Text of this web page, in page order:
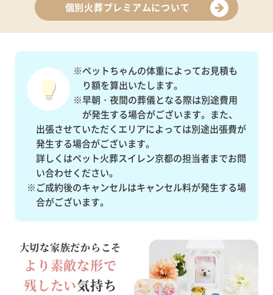
個別火葬プレミアムについて
※ペットちゃんの体重によってお見積も
り額を算出いたします。
※早朝・夜間の葬儀となる際は別途費用
が発生する場合がございます。また、
出張させていただくエリアによっては別途出張費が
発生する場合がございます。
詳しくはペット火葬スイレン京都の担当者までお問
い合わせください。
※ご成約後のキャンセルはキャンセル料が発生する場
合がございます。
大切な家族だからこそ
より素敵な形で
残したい気持ち